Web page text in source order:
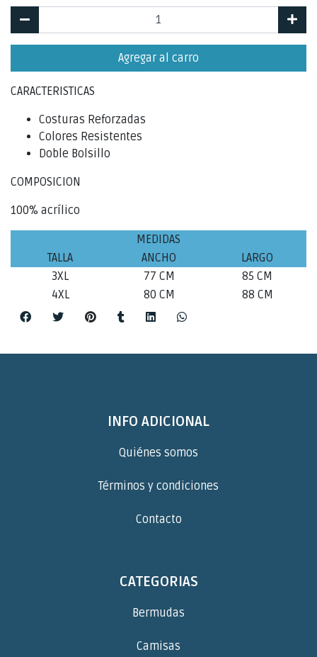
Agregar al carro
CARACTERISTICAS
Costuras Reforzadas
Colores Resistentes
Doble Bolsillo
COMPOSICION
100% acrílico
MEDIDAS
TALLA
ANCHO
LARGO
3XL
77 CM
85 CM
4XL
80 CM 88 CM
INFO ADICIONAL
Quiénes somos
Términos y condiciones
Contacto
CATEGORIAS
Bermudas
Camisas